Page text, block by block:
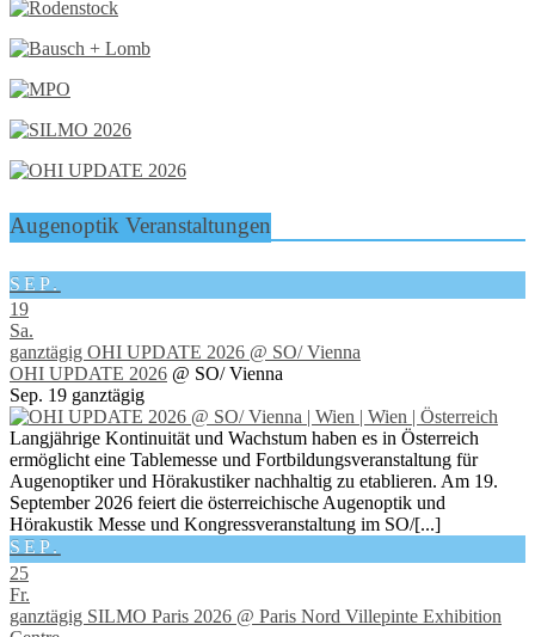
Augenoptik Veranstaltungen
SEP.
19
Sa.
ganztägig OHI UPDATE 2026 @ SO/ Vienna
OHI UPDATE 2026 @ SO/ Vienna
Sep. 19 ganztägig
Langjährige Kontinuität und Wachstum haben es in Österreich
ermöglicht eine Tablemesse und Fortbildungsveranstaltung für
Augenoptiker und Hörakustiker nachhaltig zu etablieren. Am 19.
September 2026 feiert die österreichische Augenoptik und
Hörakustik Messe und Kongressveranstaltung im SO/[...]
SEP.
25
Fr.
ganztägig SILMO Paris 2026 @ Paris Nord Villepinte Exhibition